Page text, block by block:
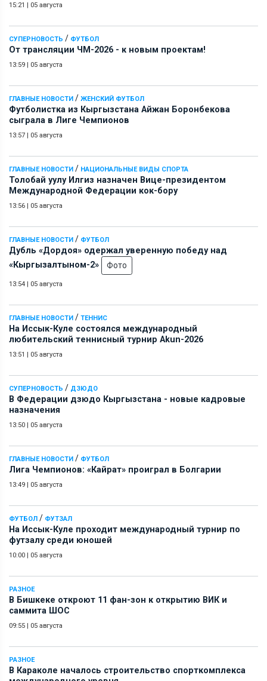
15:21 | 05 августа
СУПЕРНОВОСТЬ / ФУТБОЛ
От трансляции ЧМ-2026 - к новым проектам!
13:59 | 05 августа
ГЛАВНЫЕ НОВОСТИ / ЖЕНСКИЙ ФУТБОЛ
Футболистка из Кыргызстана Айжан Боронбекова
сыграла в Лиге Чемпионов
13:57 | 05 августа
ГЛАВНЫЕ НОВОСТИ / НАЦИОНАЛЬНЫЕ ВИДЫ СПОРТА
Толобай уулу Илгиз назначен Вице-президентом
Международной Федерации кок-бору
13:56 | 05 августа
ГЛАВНЫЕ НОВОСТИ / ФУТБОЛ
Дубль «Дордоя» одержал уверенную победу над
«Кыргызалтыном-2»
Фото
13:54 | 05 августа
ГЛАВНЫЕ НОВОСТИ / ТЕННИС
На Иссык-Куле состоялся международный
любительский теннисный турнир Akun-2026
13:51 | 05 августа
СУПЕРНОВОСТЬ / ДЗЮДО
В Федерации дзюдо Кыргызстана - новые кадровые
назначения
13:50 | 05 августа
ГЛАВНЫЕ НОВОСТИ / ФУТБОЛ
Лига Чемпионов: «Кайрат» проиграл в Болгарии
13:49 | 05 августа
ФУТБОЛ / ФУТЗАЛ
На Иссык-Куле проходит международный турнир по
футзалу среди юношей
10:00 | 05 августа
РАЗНОЕ
В Бишкеке откроют 11 фан-зон к открытию ВИК и
саммита ШОС
09:55 | 05 августа
РАЗНОЕ
В Караколе началось строительство спорткомплекса